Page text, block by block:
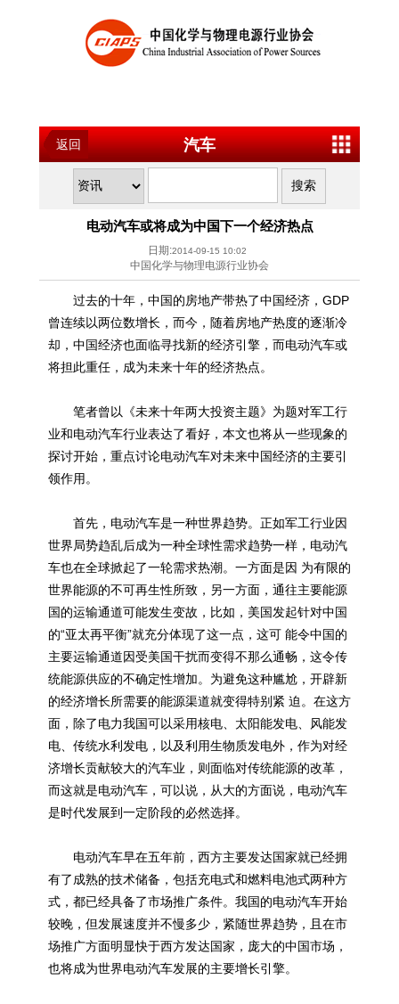
返回 汽车
电动汽车或将成为中国下一个经济热点
日期:2014-09-15 10:02
中国化学与物理电源行业协会
过去的十年，中国的房地产带热了中国经济，GDP
曾连续以两位数增长，而今，随着房地产热度的逐渐冷
却，中国经济也面临寻找新的经济引擎，而电动汽车或
将担此重任，成为未来十年的经济热点。
笔者曾以《未来十年两大投资主题》为题对军工行
业和电动汽车行业表达了看好，本文也将从一些现象的
探讨开始，重点讨论电动汽车对未来中国经济的主要引
领作用。
首先，电动汽车是一种世界趋势。正如军工行业因
世界局势趋乱后成为一种全球性需求趋势一样，电动汽
车也在全球掀起了一轮需求热潮。一方面是因 为有限的
世界能源的不可再生性所致，另一方面，通往主要能源
国的运输通道可能发生变故，比如，美国发起针对中国
的“亚太再平衡”就充分体现了这一点，这可 能令中国的
主要运输通道因受美国干扰而变得不那么通畅，这令传
统能源供应的不确定性增加。为避免这种尴尬，开辟新
的经济增长所需要的能源渠道就变得特别紧 迫。在这方
面，除了电力我国可以采用核电、 太阳能发电、风能发
电、传统水利发电，以及利用生物质发电外，作为对经
济增长贡献较大的汽车业，则面临对传统能源的改革，
而这就是电动汽车，可以说，从大的方面说，电动汽车
是时代发展到一定阶段的必然选择。
电动汽车早在五年前，西方主要发达国家就已经拥
有了成熟的技术储备，包括充电式和燃料电池式两种方
式，都已经具备了市场推广条件。我国的电动汽车开始
较晚，但发展速度并不慢多少，紧随世界趋势，且在市
场推广方面明显快于西方发达国家，庞大的中国市场，
也将成为世界电动汽车发展的主要增长引擎。